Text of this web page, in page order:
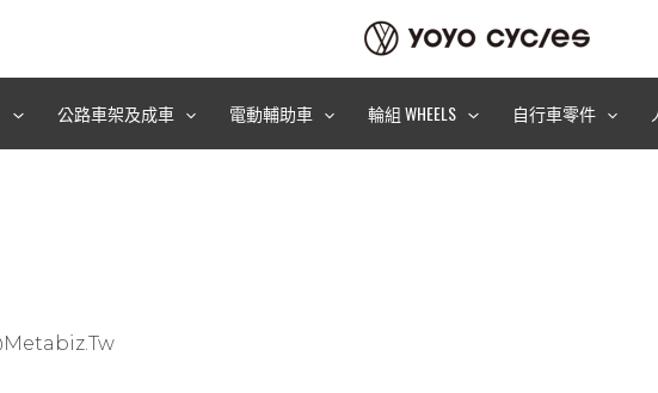
公路車架及成車 電動輔助車 輪組 WHEELS 自行車零件